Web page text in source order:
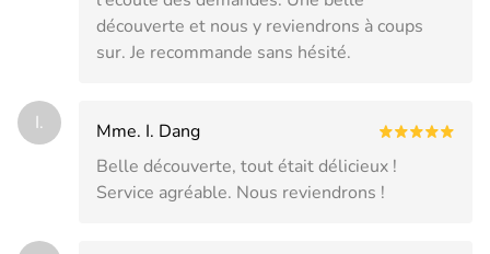
découverte et nous y reviendrons à coups
sur. Je recommande sans hésité.
I.
Mme. I. Dang
Belle découverte, tout était délicieux !
Service agréable. Nous reviendrons !